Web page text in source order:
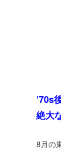
’70s
絶大
8月の